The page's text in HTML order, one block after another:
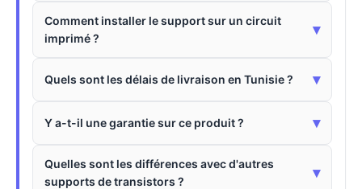
Comment installer le support sur un circuit
imprimé ?
▾
Quels sont les délais de livraison en Tunisie ? ▾
Y a-t-il une garantie sur ce produit ? ▾
Quelles sont les différences avec d'autres
supports de transistors ?
▾